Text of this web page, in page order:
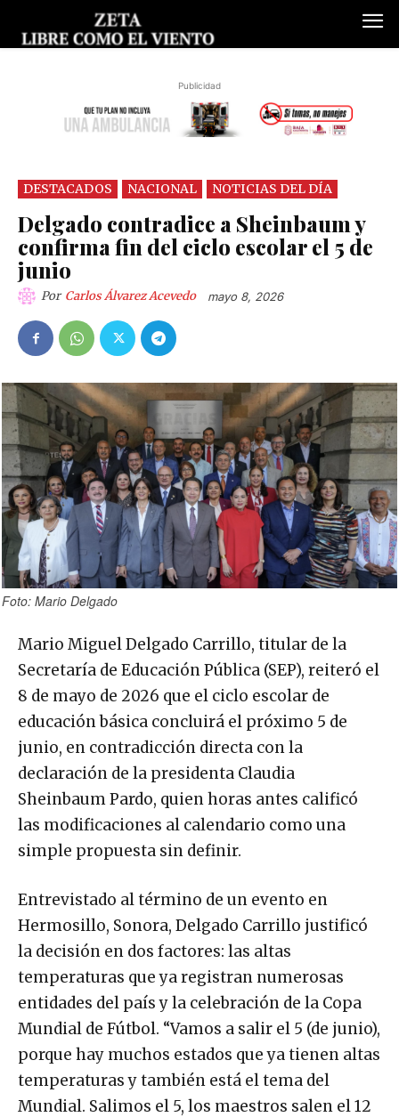
Publicidad
DESTACADOS NACIONAL NOTICIAS DEL DÍA
Delgado contradice a Sheinbaum y
confirma fin del ciclo escolar el 5 de
junio
Por Carlos Álvarez Acevedo mayo 8, 2026
Foto: Mario Delgado
Mario Miguel Delgado Carrillo, titular de la
Secretaría de Educación Pública (SEP), reiteró el
8 de mayo de 2026 que el ciclo escolar de
educación básica concluirá el próximo 5 de
junio, en contradicción directa con la
declaración de la presidenta Claudia
Sheinbaum Pardo, quien horas antes calificó
las modificaciones al calendario como una
simple propuesta sin definir.
Entrevistado al término de un evento en
Hermosillo, Sonora, Delgado Carrillo justificó
la decisión en dos factores: las altas
temperaturas que ya registran numerosas
entidades del país y la celebración de la Copa
Mundial de Fútbol. “Vamos a salir el 5 (de junio),
porque hay muchos estados que ya tienen altas
temperaturas y también está el tema del
Mundial. Salimos el 5, los maestros salen el 12